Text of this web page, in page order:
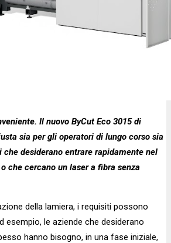
sia per gli operatori di lungo corso sia
desiderano entrare rapidamente nel
che cercano un laser a fibra senza
della lamiera, i requisiti possono
esempio, le aziende che desiderano
hanno bisogno, in una fase iniziale,